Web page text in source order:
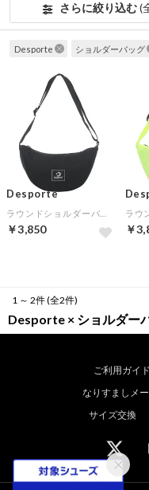
さらに絞り込む(
Desporte ショルダーバッグ
Desporte
￥3,850 ￥
1 ～ 2件 (全2件)
Desporte × ショルダー
ご利用ガイド
なりすましメ
サイズ交換